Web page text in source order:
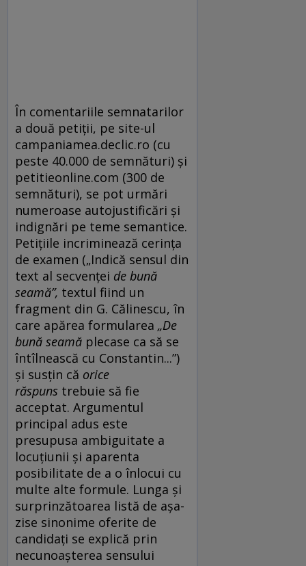
În comentariile semnatarilor
a două petiții, pe site-ul
campaniamea.declic.ro (cu
peste 40.000 de semnături) și
petitieonline.com (300 de
semnături), se pot urmări
numeroase autojustificări și
indignări pe teme semantice.
Petițiile incriminează cerința
de examen („Indică sensul din
text al secvenței de bună
seamă”, textul fiind un
fragment din G. Călinescu, în
care apărea formularea „De
bună seamă plecase ca să se
întîlnească cu Constantin...”)
și susțin că orice
răspuns trebuie să fie
acceptat. Argumentul
principal adus este
presupusa ambiguitate a
locuțiunii și aparenta
posibilitate de a o înlocui cu
multe alte formule. Lunga și
surprinzătoarea listă de așa-
zise sinonime oferite de
candidați se explică prin
necunoașterea sensului